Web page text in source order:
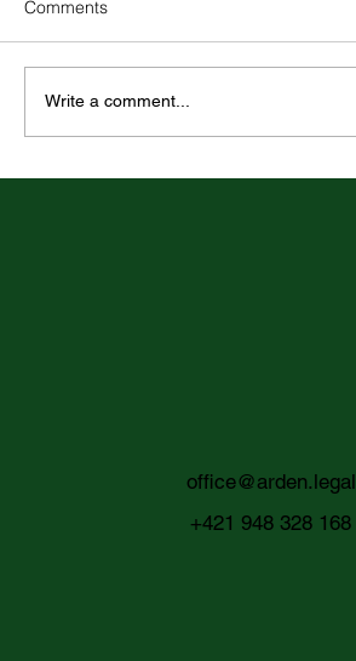
Comments
Write a comment...
office@arden.legal
+421 948 328 168